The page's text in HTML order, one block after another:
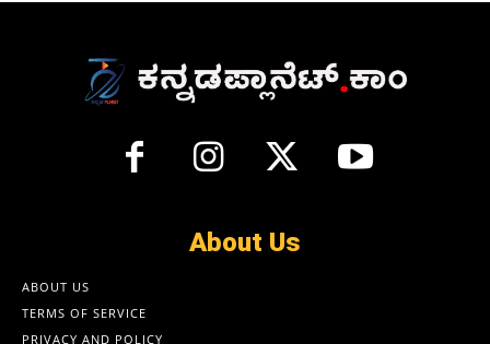
About Us
ABOUT US
TERMS OF SERVICE
PRIVACY AND POLICY